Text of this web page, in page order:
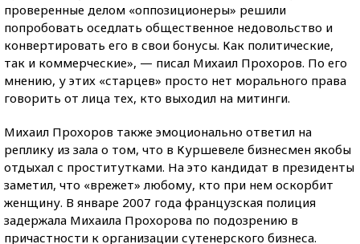
проверенные делом «оппозиционеры» решили
попробовать оседлать общественное недовольство и
конвертировать его в свои бонусы. Как политические,
так и коммерческие», — писал Михаил Прохоров. По его
мнению, у этих «старцев» просто нет морального права
говорить от лица тех, кто выходил на митинги.
Михаил Прохоров также эмоционально ответил на
реплику из зала о том, что в Куршевеле бизнесмен якобы
отдыхал с проститутками. На это кандидат в президенты
заметил, что «врежет» любому, кто при нем оскорбит
женщину. В январе 2007 года французская полиция
задержала Михаила Прохорова по подозрению в
причастности к организации сутенерского бизнеса.